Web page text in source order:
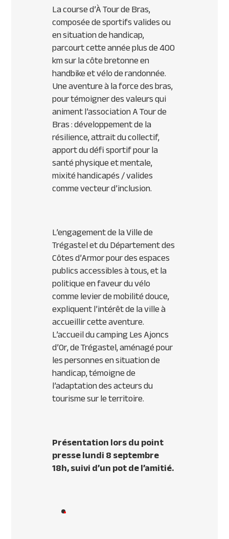
La course d’À Tour de Bras,
composée de sportifs valides ou
en situation de handicap,
parcourt cette année plus de 400
km sur la côte bretonne en
handbike et vélo de randonnée.
Une aventure à la force des bras,
pour témoigner des valeurs qui
animent l’association A Tour de
Bras : développement de la
résilience, attrait du collectif,
apport du défi sportif pour la
santé physique et mentale,
mixité handicapés / valides
comme vecteur d’inclusion.
L’engagement de la Ville de
Trégastel et du Département des
Côtes d’Armor pour des espaces
publics accessibles à tous, et la
politique en faveur du vélo
comme levier de mobilité douce,
expliquent l’intérêt de la ville à
accueillir cette aventure.
L’accueil du camping Les Ajoncs
d’Or, de Trégastel, aménagé pour
les personnes en situation de
handicap, témoigne de
l’adaptation des acteurs du
tourisme sur le territoire.
Présentation lors du point
presse lundi 8 septembre
18h, suivi d’un pot de l’amitié.